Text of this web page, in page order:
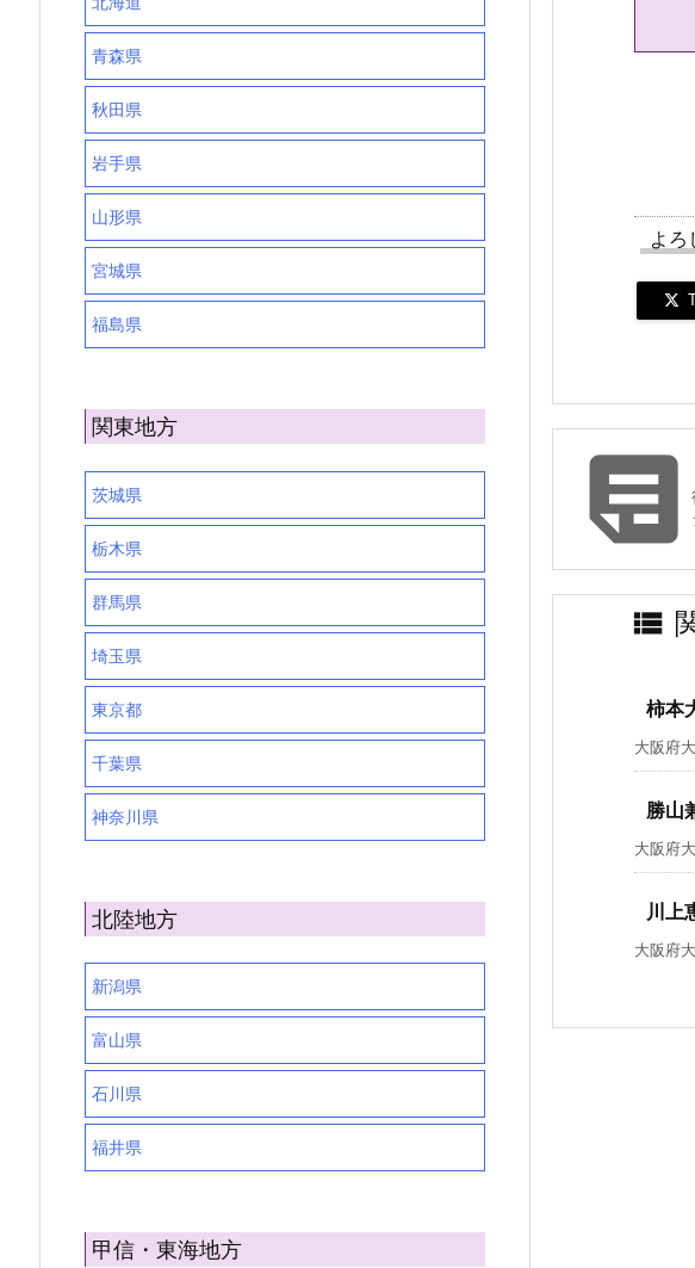
よろ


柿本
大阪府
勝山
大阪府
川上
大阪府
青森県
秋田県
岩手県
山形県
宮城県
福島県
関東地方
茨城県
栃木県
群馬県
埼玉県
東京都
千葉県
神奈川県
北陸地方
新潟県
富山県
石川県
福井県
甲信・東海地方